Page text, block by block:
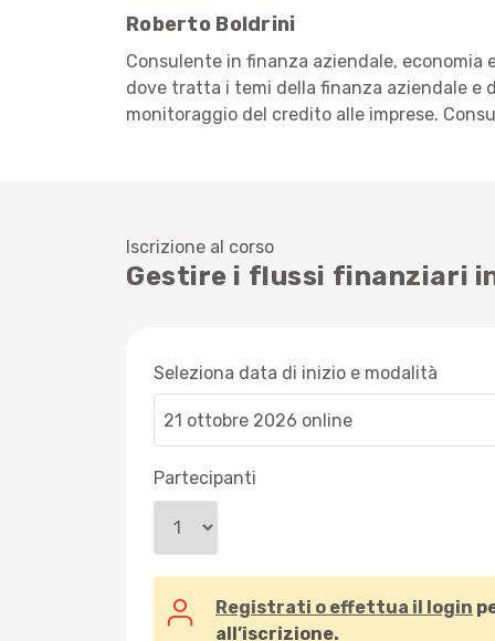
Roberto Boldrini
Consulente in finanza aziendale,
dove tratta i temi della finanza aziendale e
monitoraggio del credito alle imprese.
Iscrizione al corso
Gestire i flussi finanziari
Seleziona data di inizio e modalità
Partecipanti
Registrati o effettua il login
all’iscrizione.